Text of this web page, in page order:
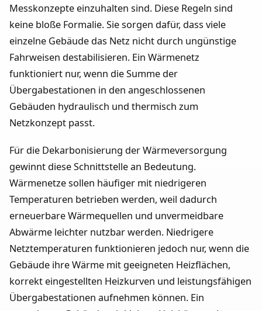
Messkonzepte einzuhalten sind. Diese Regeln sind
keine bloße Formalie. Sie sorgen dafür, dass viele
einzelne Gebäude das Netz nicht durch ungünstige
Fahrweisen destabilisieren. Ein Wärmenetz
funktioniert nur, wenn die Summe der
Übergabestationen in den angeschlossenen
Gebäuden hydraulisch und thermisch zum
Netzkonzept passt.
Für die Dekarbonisierung der Wärmeversorgung
gewinnt diese Schnittstelle an Bedeutung.
Wärmenetze sollen häufiger mit niedrigeren
Temperaturen betrieben werden, weil dadurch
erneuerbare Wärmequellen und unvermeidbare
Abwärme leichter nutzbar werden. Niedrigere
Netztemperaturen funktionieren jedoch nur, wenn die
Gebäude ihre Wärme mit geeigneten Heizflächen,
korrekt eingestellten Heizkurven und leistungsfähigen
Übergabestationen aufnehmen können. Ein